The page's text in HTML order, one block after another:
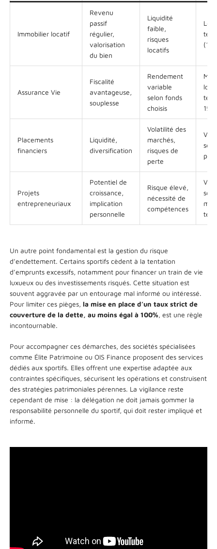
Immobilier locatif
Revenu
passif
régulier,
valorisation
du bien
Liquidité
faible,
risques
locatifs
Assurance Vie
Fiscalité
avantageuse,
souplesse
Rendement
variable
selon fonds
choisis
long
15
Placements
financiers
Liquidité,
diversification
Volatilité des
marchés,
risques de
perte
Projets
entrepreneuriaux
Potentiel de
croissance,
implication
personnelle
Risque élevé,
nécessité de
compétences
Un autre point fondamental est la gestion du risque
d’endettement. Certains sportifs cèdent à la tentation
d’emprunts excessifs, notamment pour financer un train de vie
luxueux ou des investissements risqués. Cette situation est
souvent aggravée par un entourage mal informé ou intéressé.
Pour limiter ces pièges, la mise en place d’un taux strict de
couverture de la dette, au moins égal à 100%, est une règle
incontournable.
Pour accompagner ces démarches, des sociétés spécialisées
comme Élite Patrimoine ou OIS Finance proposent des services
dédiés aux sportifs. Elles offrent une expertise adaptée aux
contraintes spécifiques, sécurisent les opérations et construisent
des stratégies patrimoniales pérennes. La vigilance reste
cependant de mise : la délégation ne doit jamais gommer la
responsabilité personnelle du sportif, qui doit rester impliqué et
informé.